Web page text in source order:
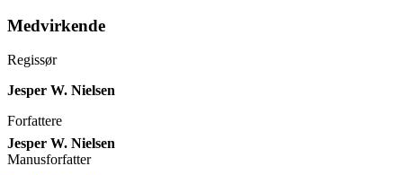
Medvirkende
Regissør
Jesper W. Nielsen
Forfattere
Jesper W. Nielsen
Manusforfatter